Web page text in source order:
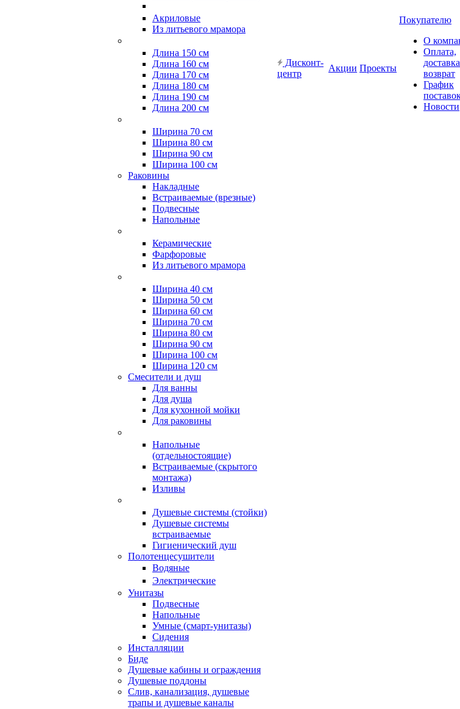
Акриловые
Из литьевого мрамора
Длина 150 см
Длина 160 см
Длина 170 см
Длина 180 см
Длина 190 см
Длина 200 см
Ширина 70 см
Ширина 80 см
Ширина 90 см
Ширина 100 см
Раковины
Накладные
Встраиваемые (врезные)
Подвесные
Напольные
Керамические
Фарфоровые
Из литьевого мрамора
Ширина 40 см
Ширина 50 см
Ширина 60 см
Ширина 70 см
Ширина 80 см
Ширина 90 см
Ширина 100 см
Ширина 120 см
Смесители и душ
Для ванны
Для душа
Для кухонной мойки
Для раковины
Напольные
(отдельностоящие)
Встраиваемые (скрытого
монтажа)
Изливы
Душевые системы (стойки)
Душевые системы
встраиваемые
Гигиенический душ
Полотенцесушители
ㅤВодяные
ㅤЭлектрические
Унитазы
Подвесные
Напольные
Умные (смарт-унитазы)
Сидения
Инсталляции
Биде
Душевые кабины и ограждения
Душевые поддоны
Слив, канализация, душевые
трапы и душевые каналы
Дисконт-
центр
Акции Проекты
Покупателю
О
Оплата,
возврат
График
Новости